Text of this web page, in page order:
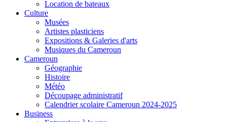
Location de bateaux
Culture
Musées
Artistes plasticiens
Expositions & Galeries d'arts
Musiques du Cameroun
Cameroun
Géographie
Histoire
Météo
Découpage administratif
Calendrier scolaire Cameroun 2024-2025
Business